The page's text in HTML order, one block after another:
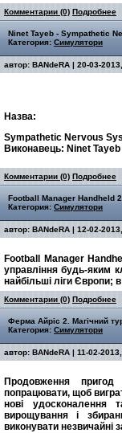
Комментарии (0) Подробнее
Ninet Tayeb - Sympathetic
Категория: Симулятори
автор: BANdeRA | 20-03-
Назва:
Sympathetic Nervous
Виконавець: Ninet Tayeb
Комментарии (0) Подробнее
Football Manager Handheld
Категория: Симулятори
автор: BANdeRA | 12-02-
Football Manager
управління будь-яким
найбільші ліги Європи;
Комментарии (0) Подробнее
Ферма Айріс 2. Магічний
Категория: Симулятори
автор: BANdeRA | 11-02-
Продовження
попрацювати, щоб
нові удосконалення
вирощування і
виконувати незвичайні